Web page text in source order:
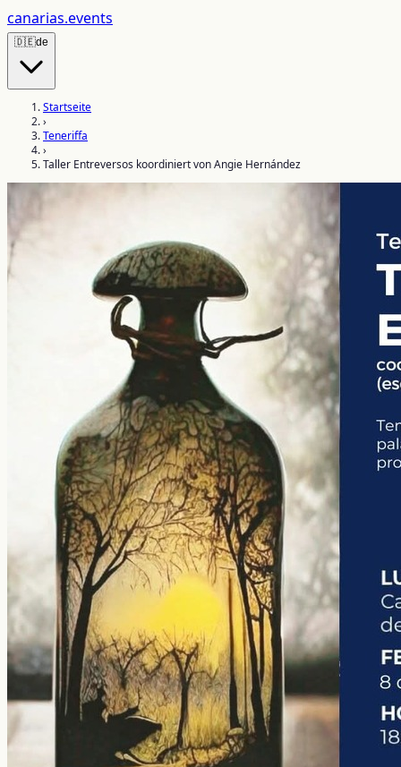
canarias.events
🇩🇪de
Startseite
›
Teneriffa
›
Taller Entreversos koordiniert von Angie Hernández